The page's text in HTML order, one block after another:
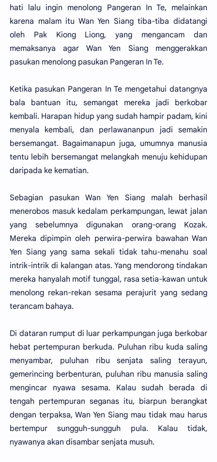
hati lalu ingin menolong Pangeran In Te, melainkan
karena malam itu Wan Yen Siang tiba-tiba didatangi
oleh Pak Kiong Liong, yang mengancam dan
memaksanya agar Wan Yen Siang menggerakkan
pasukan menolong pasukan Pangeran In Te.
Ketika pasukan Pangeran In Te mengetahui datangnya
bala bantuan itu, semangat mereka jadi berkobar
kembali. Harapan hidup yang sudah hampir padam, kini
menyala kembali, dan perlawananpun jadi semakin
bersemangat. Bagaimanapun juga, umumnya manusia
tentu lebih bersemangat melangkah menuju kehidupan
daripada ke kematian.
Sebagian pasukan Wan Yen Siang malah berhasil
menerobos masuk kedalam perkampungan, lewat jalan
yang sebelumnya digunakan orang-orang Kozak.
Mereka dipimpin oleh perwira-perwira bawahan Wan
Yen Siang yang sama sekali tidak tahu-menahu soal
intrik-intrik di kalangan atas. Yang mendorong tindakan
mereka hanyalah motif tunggal, rasa setia-kawan untuk
menolong rekan-rekan sesama perajurit yang sedang
terancam bahaya.
Di dataran rumput di luar perkampungan juga berkobar
hebat pertempuran berkuda. Puluhan ribu kuda saling
menyambar, puluhan ribu senjata saling terayun,
gemerincing berbenturan, puluhan ribu manusia saling
mengincar nyawa sesama. Kalau sudah berada di
tengah pertempuran seganas itu, biarpun berangkat
dengan terpaksa, Wan Yen Siang mau tidak mau harus
bertempur sungguh-sungguh pula. Kalau tidak,
nyawanya akan disambar senjata musuh.